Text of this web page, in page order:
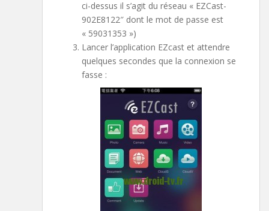
ci-dessus il s’agit du réseau « EZCast-
902E8122″ dont le mot de passe est
« 59031353 »)
Lancer l’application EZcast et attendre
quelques secondes que la connexion se
fasse :